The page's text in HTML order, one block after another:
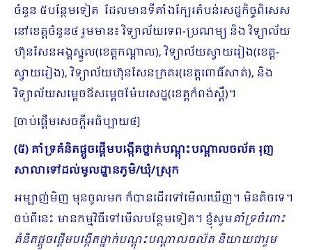
ចំនួន ៥បន្ថែមទៀត ដែលមានទីតាំងក្បែរតំបន់សេដ្ឋកិច្ចពិសេស
នៅខេត្តចំនួន៤ រួមមាន៖ វិទ្យាល័យទេព-ប្រណម្យ និង វិទ្យាល័យ
ហ៊ុនសែនអង្គស្នួល(ខេត្តកណ្តាល), វិទ្យាល័យស្វាយរៀង(ខេត្ត-
ស្វាយរៀង), វិទ្យាល័យហ៊ុនសែនក្រគរ(ខេត្តពោធិ៍សាត់), និង
វិទ្យាល័យសម្តេចឪសម្តេចម៉ែបសេដ្ឋ(ខេត្តកំពង់ស្ពឺ)។
[ចាប់ផ្ដើមសេចក្ដីអធិប្បាយ៤]
(៥)គាំទ្រគំនិតផ្ដួចផ្ដើមបង្កើតថ្នាក់បណ្ដុះបណ្ដាលចល័ត រុញ
សាលាទៅដល់មូលដ្ឋានភូមិ/ឃុំ/ស្រុក
អម្បាញ់មិញ មុនចូលមក ក៏បានដើរទៅមើលឃើញ។ មិនតិចទេ។
ចប់ពីនេះ មានកម្មវិធីទៅមើលបន្ថែមទៀត។ ខ្ញុំសូមគាំទ្រចំពោះ
គំនិតផ្ដួចផ្ដើមបង្កើតថ្នាក់បណ្ដុះបណ្ដាលចល័ត និយាយជារួម